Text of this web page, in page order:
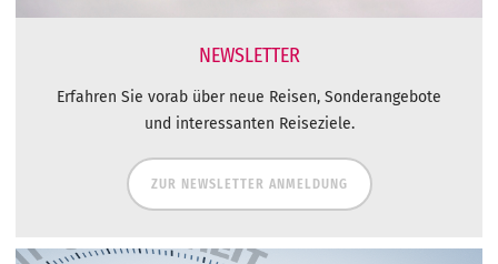
NEWSLETTER
Erfahren Sie vorab über neue Reisen, Sonderangebote
und interessanten Reiseziele.
ZUR NEWSLETTER ANMELDUNG